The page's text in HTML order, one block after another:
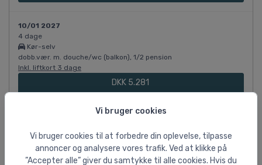
Vi bruger cookies
Vi bruger cookies til at forbedre din oplevelse, tilpasse
annoncer og analysere vores trafik. Ved at klikke på
”Accepter alle” giver du samtykke til alle cookies. Hvis du
10/01 2027
4 dage
Kør-selv
dobb.vær. m. douche/wc (balkon), 1/2 pension
Inkl. liftkort 3 dage
DKK 5.281
pr. person ved 2 pers.
4 dage
Kør-selv
enkeltvær. m. douche/wc, 1/2 pension